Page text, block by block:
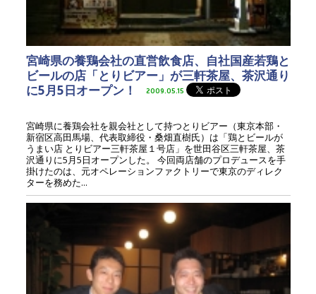
宮崎県の養鶏会社の直営飲食店、自社国産若鶏と
ビールの店「とりビアー」が三軒茶屋、茶沢通り
に5月5日オープン！
2009.05.15
宮崎県に養鶏会社を親会社として持つとりビアー（東京本部・
新宿区高田馬場、代表取締役・桑畑直樹氏）は「鶏とビールが
うまい店 とりビアー三軒茶屋１号店」を世田谷区三軒茶屋、茶
沢通りに5月5日オープンした。 今回両店舗のプロデュースを手
掛けたのは、元オペレーションファクトリーで東京のディレク
ターを務めた...